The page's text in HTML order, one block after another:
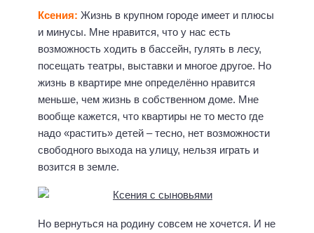
Ксения: Жизнь в крупном городе имеет и плюсы
и минусы. Мне нравится, что у нас есть
возможность ходить в бассейн, гулять в лесу,
посещать театры, выставки и многое другое. Но
жизнь в квартире мне определённо нравится
меньше, чем жизнь в собственном доме. Мне
вообще кажется, что квартиры не то место где
надо «растить» детей – тесно, нет возможности
свободного выхода на улицу, нельзя играть и
возится в земле.
Но вернуться на родину совсем не хочется. И не